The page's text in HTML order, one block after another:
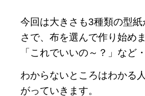
今回は大きさも3種類の型
さで、布を選んで作り始め
「これでいいの～？」など
わからないところはわかる
がっていきます。